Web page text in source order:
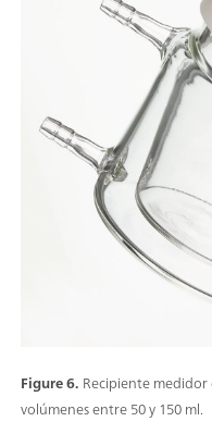
Figure 6. Recipiente
volúmenes entre 50 y 150 ml.